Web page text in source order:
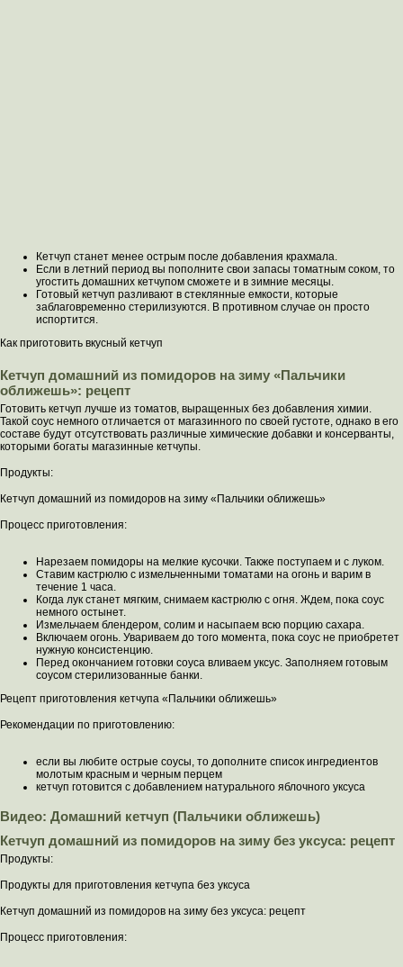
Кетчуп станет менее острым после добавления крахмала.
Если в летний период вы пополните свои запасы томатным соком, то
угостить домашних кетчупом сможете и в зимние месяцы.
Готовый кетчуп разливают в стеклянные емкости, которые
заблаговременно стерилизуются. В противном случае он просто
испортится.
Как приготовить вкусный кетчуп
Кетчуп домашний из помидоров на зиму «Пальчики
оближешь»: рецепт
Готовить кетчуп лучше из томатов, выращенных без добавления химии.
Такой соус немного отличается от магазинного по своей густоте, однако в его
составе будут отсутствовать различные химические добавки и консерванты,
которыми богаты магазинные кетчупы.
Продукты:
Кетчуп домашний из помидоров на зиму «Пальчики оближешь»
Процесс приготовления:
Нарезаем помидоры на мелкие кусочки. Также поступаем и с луком.
Ставим кастрюлю с измельченными томатами на огонь и варим в
течение 1 часа.
Когда лук станет мягким, снимаем кастрюлю с огня. Ждем, пока соус
немного остынет.
Измельчаем блендером, солим и насыпаем всю порцию сахара.
Включаем огонь. Увариваем до того момента, пока соус не приобретет
нужную консистенцию.
Перед окончанием готовки соуса вливаем уксус. Заполняем готовым
соусом стерилизованные банки.
Рецепт приготовления кетчупа «Пальчики оближешь»
Рекомендации по приготовлению:
если вы любите острые соусы, то дополните список ингредиентов
молотым красным и черным перцем
кетчуп готовится с добавлением натурального яблочного уксуса
Видео: Домашний кетчуп (Пальчики оближешь)
Кетчуп домашний из помидоров на зиму без уксуса: рецепт
Продукты:
Продукты для приготовления кетчупа без уксуса
Кетчуп домашний из помидоров на зиму без уксуса: рецепт
Процесс приготовления: